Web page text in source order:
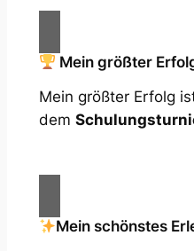
Mein größter
Mein größter Erfolg
dem
Mein schönstes